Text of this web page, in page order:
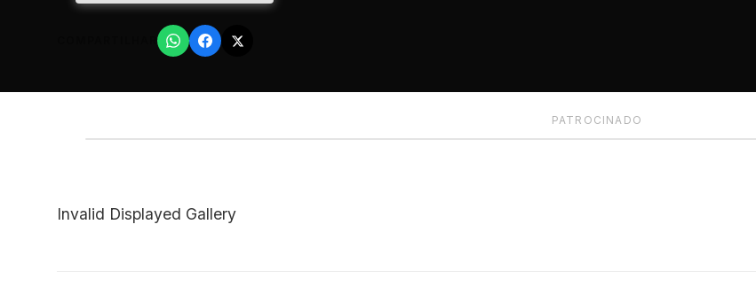
COMPARTILHAR
PATROCINADO
Invalid Displayed Gallery